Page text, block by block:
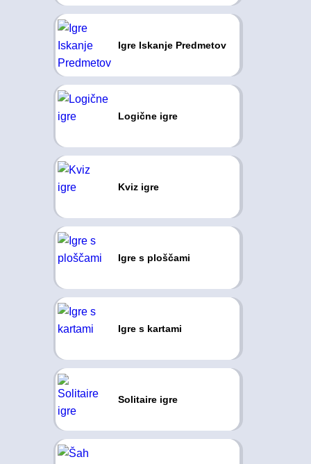
Igre Iskanje Predmetov
Logične igre
Kviz igre
Igre s ploščami
Igre s kartami
Solitaire igre